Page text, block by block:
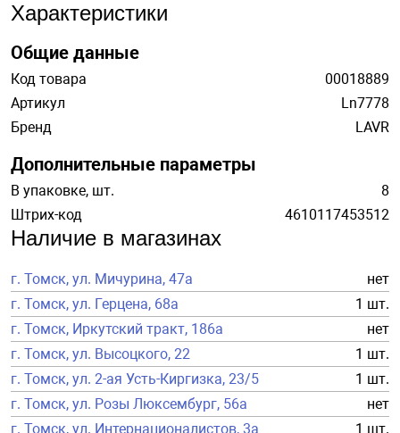
Характеристики
Общие данные
Код товара
00018889
Артикул
Ln7778
Бренд
LAVR
Дополнительные параметры
В упаковке, шт.
8
Штрих-код
4610117453512
Наличие в магазинах
г. Томск, ул. Мичурина, 47а
нет
г. Томск, ул. Герцена, 68а
1 шт.
г. Томск, Иркутский тракт, 186а
нет
г. Томск, ул. Высоцкого, 22
1 шт.
г. Томск, ул. 2-ая Усть-Киргизка, 23/5
1 шт.
г. Томск, ул. Розы Люксембург, 56а
нет
г. Томск, ул. Интернационалистов, 3а
1 шт.